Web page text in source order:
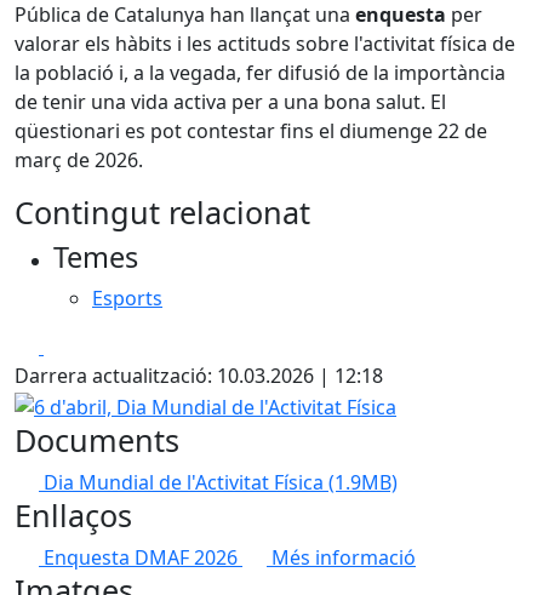
Pública de Catalunya han llançat una enquesta per
valorar els hàbits i les actituds sobre l'activitat física de
la població i, a la vegada, fer difusió de la importància
de tenir una vida activa per a una bona salut. El
qüestionari es pot contestar fins el diumenge 22 de
març de 2026.
Contingut relacionat
Temes
Esports
Darrera actualització: 10.03.2026 | 12:18
6 d'abril, Dia Mundial de l'Activitat Física
Documents
Dia Mundial de l'Activitat Física (1.9MB)
Enllaços
Enquesta DMAF 2026 Més informació